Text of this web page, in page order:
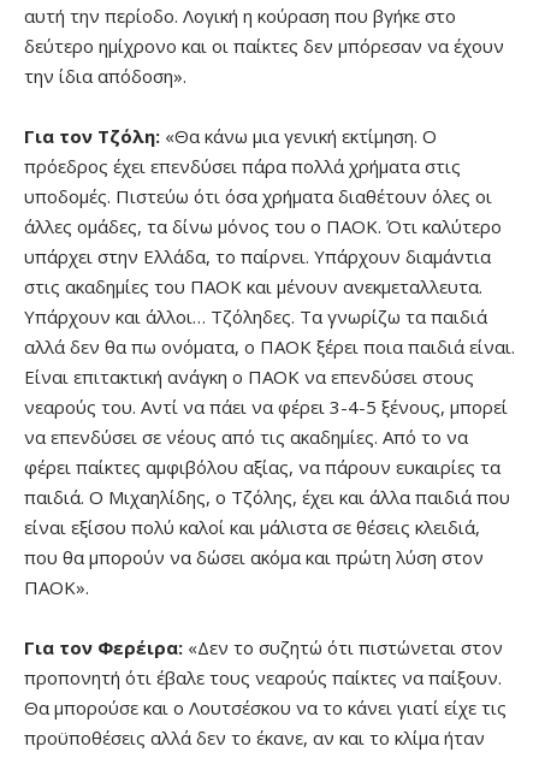
αυτή την περίοδο. Λογική η κούραση που βγήκε στο
δεύτερο ημίχρονο και οι παίκτες δεν μπόρεσαν να έχουν
την ίδια απόδοση».
Για τον Τζόλη: «Θα κάνω μια γενική εκτίμηση. Ο
πρόεδρος έχει επενδύσει πάρα πολλά χρήματα στις
υποδομές. Πιστεύω ότι όσα χρήματα διαθέτουν όλες οι
άλλες ομάδες, τα δίνω μόνος του ο ΠΑΟΚ. Ότι καλύτερο
υπάρχει στην Ελλάδα, το παίρνει. Υπάρχουν διαμάντια
στις ακαδημίες του ΠΑΟΚ και μένουν ανεκμεταλλευτα.
Υπάρχουν και άλλοι… Τζόληδες. Τα γνωρίζω τα παιδιά
αλλά δεν θα πω ονόματα, ο ΠΑΟΚ ξέρει ποια παιδιά είναι.
Είναι επιτακτική ανάγκη ο ΠΑΟΚ να επενδύσει στους
νεαρούς του. Αντί να πάει να φέρει 3-4-5 ξένους, μπορεί
να επενδύσει σε νέους από τις ακαδημίες. Από το να
φέρει παίκτες αμφιβόλου αξίας, να πάρουν ευκαιρίες τα
παιδιά. Ο Μιχαηλίδης, ο Τζόλης, έχει και άλλα παιδιά που
είναι εξίσου πολύ καλοί και μάλιστα σε θέσεις κλειδιά,
που θα μπορούν να δώσει ακόμα και πρώτη λύση στον
ΠΑΟΚ».
Για τον Φερέιρα: «Δεν το συζητώ ότι πιστώνεται στον
προπονητή ότι έβαλε τους νεαρούς παίκτες να παίξουν.
Θα μπορούσε και ο Λουτσέσκου να το κάνει γιατί είχε τις
προϋποθέσεις αλλά δεν το έκανε, αν και το κλίμα ήταν